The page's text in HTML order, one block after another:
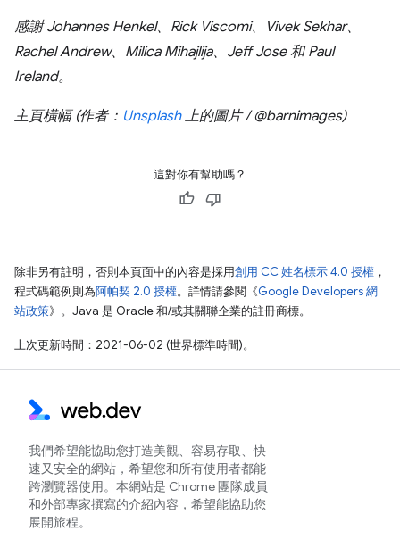
感謝 Johannes Henkel、Rick Viscomi、Vivek Sekhar、
Rachel Andrew、Milica Mihajlija、Jeff Jose 和 Paul
Ireland。
主頁橫幅 (作者： Unsplash上的圖片 / @barnimages)
這對你有幫助嗎？
除非另有註明，否則本頁面中的內容是採用創用 CC 姓名標示 4.0 授權 ，
程式碼範例則為阿帕契 2.0 授權。詳情請參閱《Google Developers 網
站政策》。Java 是 Oracle 和/或其關聯企業的註冊商標。
上次更新時間：2021-06-02 (世界標準時間)。
我們希望能協助您打造美觀、容易存取、快
速又安全的網站，希望您和所有使用者都能
跨瀏覽器使用。本網站是 Chrome 團隊成員
和外部專家撰寫的介紹內容，希望能協助您
展開旅程。